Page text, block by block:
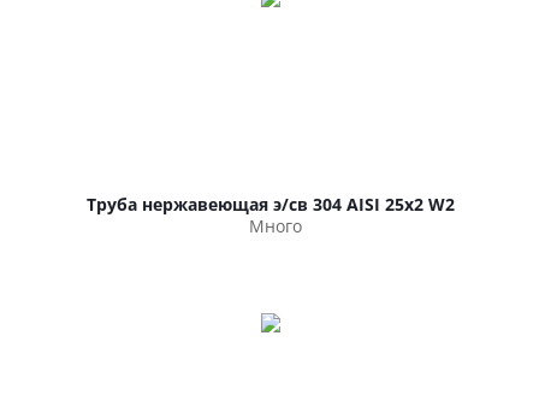
Труба нержавеющая э/св 304 AISI 25х2 W2
Много